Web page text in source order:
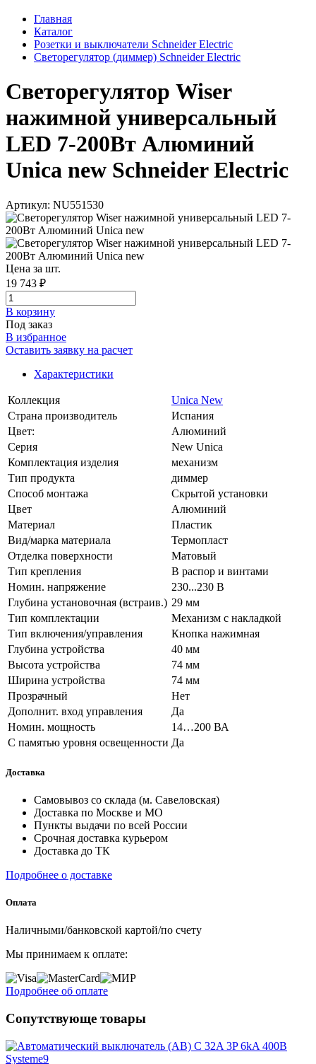
Главная
Каталог
Розетки и выключатели Schneider Electric
Светорегулятор (диммер) Schneider Electric
Светорегулятор Wiser
нажимной универсальный
LED 7-200Вт Алюминий
Unica new Schneider Electric
Артикул: NU551530
Цена за шт.
19 743 ₽
В корзинy
Под заказ
В избранное
Оставить заявку на расчет
Характеристики
Коллекция
Unica New
Страна производитель
Испания
Цвет:
Алюминий
Серия
New Unica
Комплектация изделия
механизм
Тип продукта
диммер
Способ монтажа
Скрытой установки
Цвет
Алюминий
Материал
Пластик
Вид/марка материала
Термопласт
Отделка поверхности
Матовый
Тип крепления
В распор и винтами
Номин. напряжение
230...230 В
Глубина установочная (встраив.) 29 мм
Тип комплектации
Механизм с накладкой
Тип включения/управления
Кнопка нажимная
Глубина устройства
40 мм
Высота устройства
74 мм
Ширина устройства
74 мм
Прозрачный
Нет
Дополнит. вход управления
Да
Номин. мощность
14…200 ВА
С памятью уровня освещенности Да
Доставка
Самовывоз со склада (м. Савеловская)
Доставка по Москве и МО
Пункты выдачи по всей России
Срочная доставка курьером
Доставка до ТК
Подробнее о доставке
Оплата
Наличными/банковской картой/по счету
Мы принимаем к оплате:
Подробнее об оплате
Сопутствующе товары